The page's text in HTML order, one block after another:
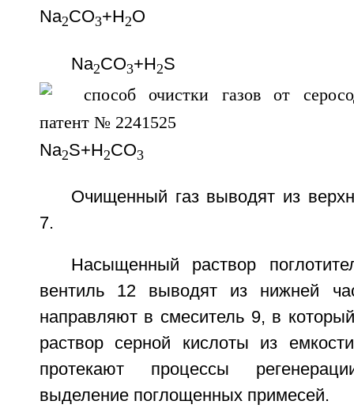
Na2CO3+Н 2O
Nа2СО3+H2S
Na2S+Н2СО3
Очищенный газ выводят из
7.
Насыщенный раствор
вентиль 12 выводят из нижней
направляют в смеситель 9, в
раствор серной кислоты из
протекают процессы
выделение поглощенных примесей.